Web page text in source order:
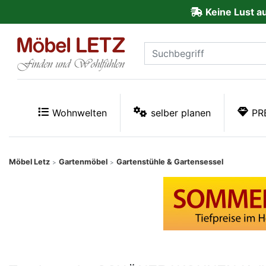
Keine Lust
Wohnwelten selber planen
Möbel Letz > Gartenmöbel > Gartenstühle & Gartensessel
Kundenmeinungen
PREMIUM
Schnell